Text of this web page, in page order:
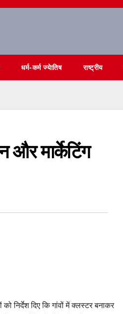
धर्म-कर्म ज्येातिष राष्ट्रीय
और मार्केटिंग
निर्देश दिए कि गांवों में क्लस्टर बनाकर